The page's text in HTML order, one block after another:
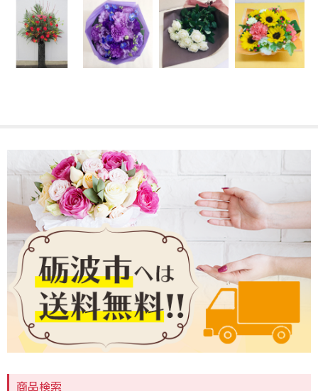
チューリップ
予算
～2,999円
10,000～14,999円
15,000円～
送料・支払い
ご注文ガイド
各種教室
お問い合わせ
商品検索